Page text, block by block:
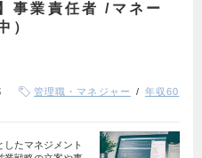
事業責任者 /マネー
）
管理職・マネジャー
年収60
したマネジメント